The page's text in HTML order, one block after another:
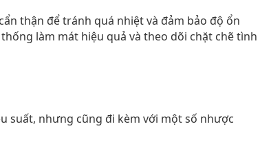
thận để tránh quá nhiệt và đảm bảo độ ổn
làm mát hiệu quả và theo dõi chặt chẽ tình
suất, nhưng cũng đi kèm với một số nhược